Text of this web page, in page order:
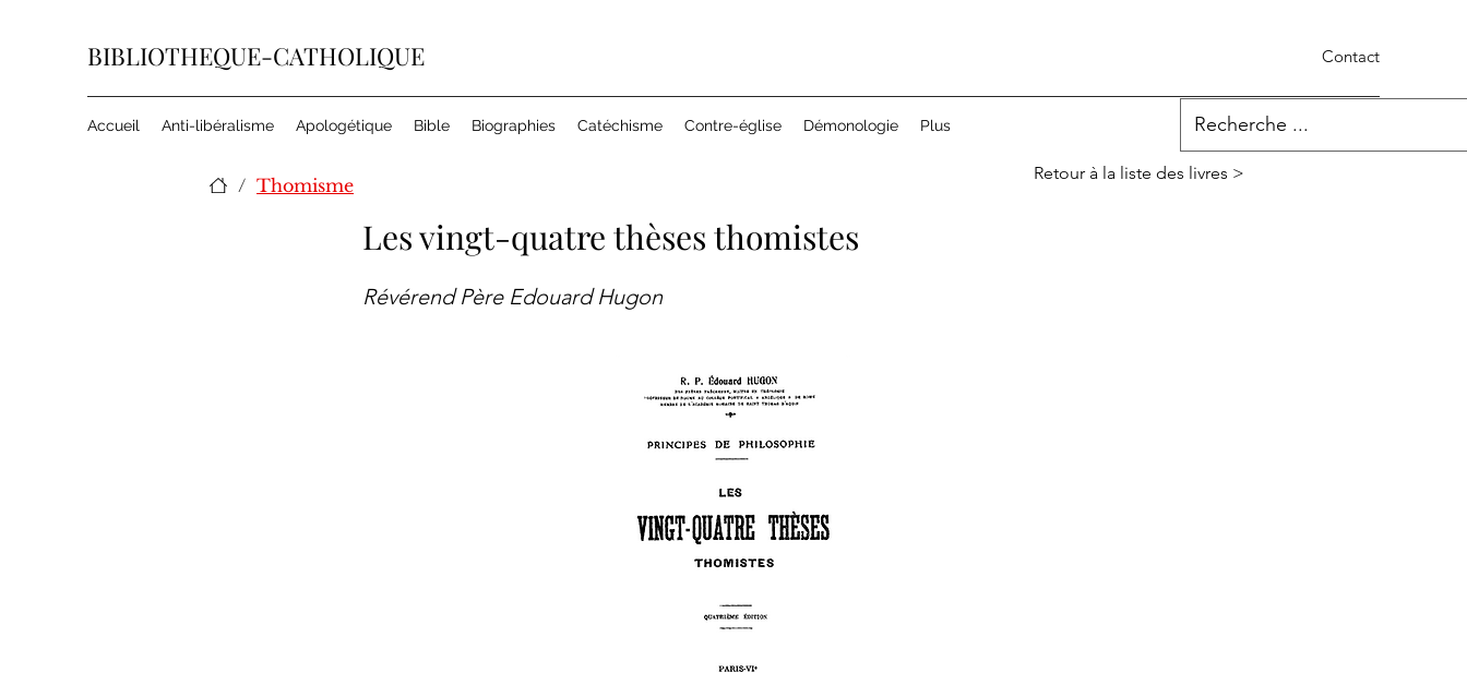
BIBLIOTHEQUE-CATHOLIQUE Contact
Accueil Anti-libéralisme Apologétique Bible Biographies Catéchisme Contre-église Démonologie Plus
/ Thomisme
Retour à la liste des livres >
Les vingt-quatre thèses thomistes
Révérend Père Edouard Hugon